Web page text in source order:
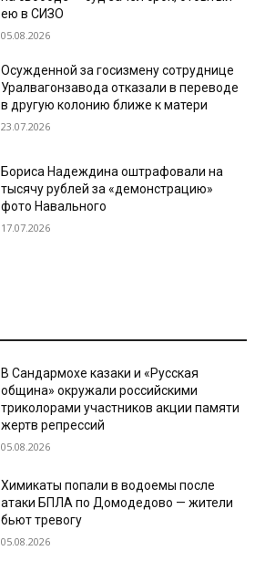
ею в СИЗО
05.08.2026
Осужденной за госизмену сотруднице
Уралвагонзавода отказали в переводе
в другую колонию ближе к матери
23.07.2026
Бориса Надеждина оштрафовали на
тысячу рублей за «демонстрацию»
фото Навального
17.07.2026
В Сандармохе казаки и «Русская
община» окружали российскими
триколорами участников акции памяти
жертв репрессий
05.08.2026
Химикаты попали в водоемы после
атаки БПЛА по Домодедово — жители
бьют тревогу
05.08.2026